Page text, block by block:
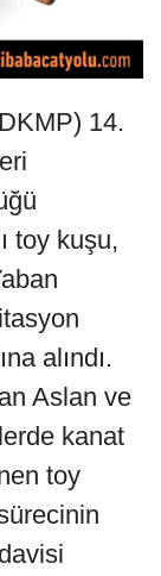
14.
toy kuşu,
alındı.
Aslan ve
kanat
toy